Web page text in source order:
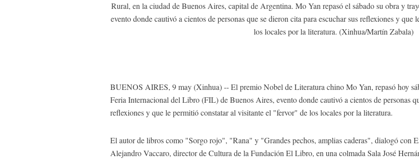
Rural, en la ciudad de Buenos Aires, capital de Argentina. Mo Yan repasó el sábado su obra y
evento donde cautivó a cientos de personas que se dieron cita para escuchar sus reflexiones y
los locales por la literatura. (Xinhua/Martín Zabala)
BUENOS AIRES, 9 may (Xinhua) -- El premio Nobel de Literatura chino Mo Yan, repasó hoy
Feria Internacional del Libro (FIL) de Buenos Aires, evento donde cautivó a cientos de personas
reflexiones y que le permitió constatar al visitante el "fervor" de los locales por la literatura.
El autor de libros como "Sorgo rojo", "Rana" y "Grandes pechos, amplias caderas", dialogó con
Alejandro Vaccaro, director de Cultura de la Fundación El Libro, en una colmada Sala José